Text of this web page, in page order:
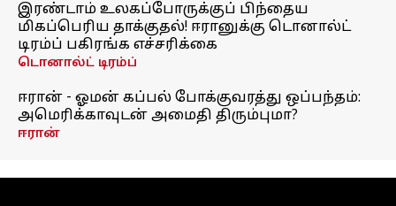
இரண்டாம் உலகப்போருக்குப் பிந்தைய
மிகப்பெரிய தாக்குதல்! ஈரானுக்கு டொனால்ட்
டிரம்ப் பகிரங்க எச்சரிக்கை
டொனால்ட் டிரம்ப்
ஈரான் - ஓமன் கப்பல் போக்குவரத்து ஒப்பந்தம்:
அமெரிக்காவுடன் அமைதி திரும்புமா?
ஈரான்